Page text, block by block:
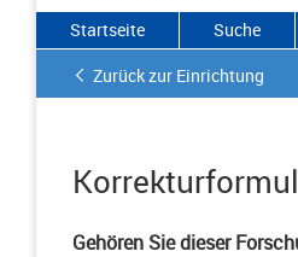
Startseite Suche
Zurück zur Einrichtung
Gehören Sie dieser